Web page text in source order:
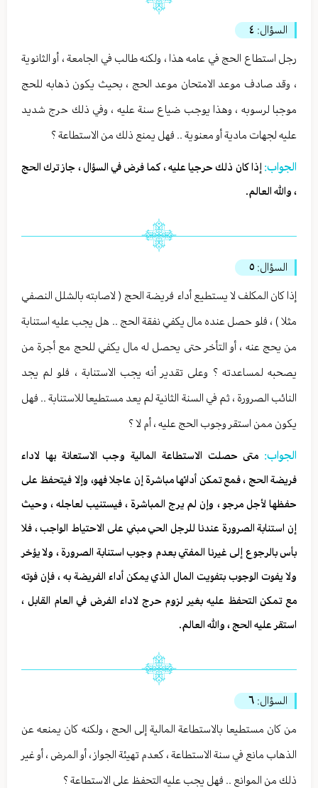
السؤال: ٤
رجل استطاع الحج في عامه هذا ، ولكنه طالب في الجامعة ، أو الثانوية
، وقد صادف موعد الامتحان موعد الحج ، بحيث يكون ذهابه للحج
موجبا لرسوبه ، وهذا يوجب ضياع سنة عليه ، وفي ذلك حرج شديد
عليه لجهات مادية أو معنوية .. فهل يمنع ذلك من الاستطاعة ؟
الجواب: إذا كان ذلك حرجيا عليه ، كما فرض في السؤال ، جاز ترك الحج
، والله العالم.
السؤال: ٥
إذا كان المكلف لا يستطيع أداء فريضة الحج ( لاصابته بالشلل النصفي
مثلا ) ، فلو حصل عنده مال يكفي نفقة الحج .. هل يجب عليه استنابة
من يحج عنه ، أو التأخر حتى يحصل له مال يكفي للحج مع أجرة من
يصحبه لمساعدته ؟ وعلى تقدير أنه يجب الاستنابة ، فلو لم يجد
النائب الصرورة ، ثم في السنة الثانية لم يعد مستطيعا للاستنابة .. فهل
يكون ممن استقر وجوب الحج عليه ، أم لا ؟
الجواب: متى حصلت الاستطاعة المالية وجب الاستعانة بها لاداء
فريضة الحج ، فمع تمكن أدائها مباشرة إن عاجلا فهو، وإلا فيتحفظ على
حفظها لأجل مرجو ، وإن لم يرج المباشرة ، فيستنيب لعاجله ، وحيث
إن استنابة الصرورة عندنا للرجل الحي مبني على الاحتياط الواجب ، فلا
بأس بالرجوع إلى غيرنا المفتي بعدم وجوب استنابة الصرورة ، ولا يؤخر
ولا يفوت الوجوب بتفويت المال الذي يمكن أداء الفريضة به ، فإن فوته
مع تمكن التحفظ عليه بغير لزوم حرج لاداء الفرض في العام القابل ،
استقر عليه الحج ، والله العالم.
السؤال: ٦
من كان مستطيعا بالاستطاعة المالية إلى الحج ، ولكنه كان يمنعه عن
الذهاب مانع في سنة الاستطاعة ، كعدم تهيئة الجواز ، أو المرض ، أو غير
ذلك من الموانع .. فهل يجب عليه التحفظ على الاستطاعة ؟